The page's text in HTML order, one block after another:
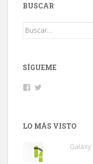
BUSCAR
Buscar:
SÍGUEME
Facebook
LO MÁS VISTO